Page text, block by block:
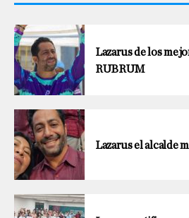
Lazarus de los
RUBRUM
Lazarus el alcalde